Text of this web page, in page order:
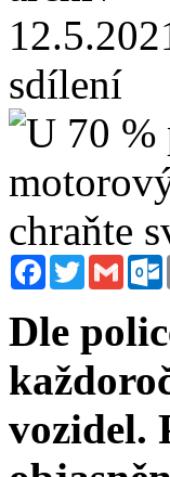
sdílení
FacebookTwitterGmail
Dle
vozidel.